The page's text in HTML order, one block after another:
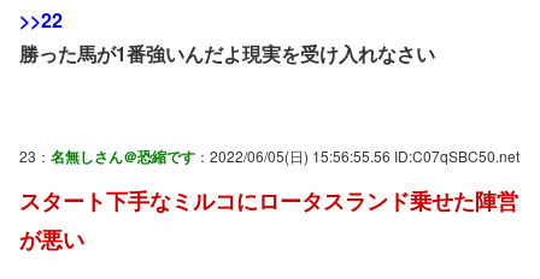
>>22
勝った馬が1番強いんだよ現実を受け入れなさい
23： 名無しさん＠恐縮です ：2022/06/05(日) 15:56:55.56 ID:C07qSBC50.net
スタート下手なミルコにロータスランド乗せた陣営
が悪い